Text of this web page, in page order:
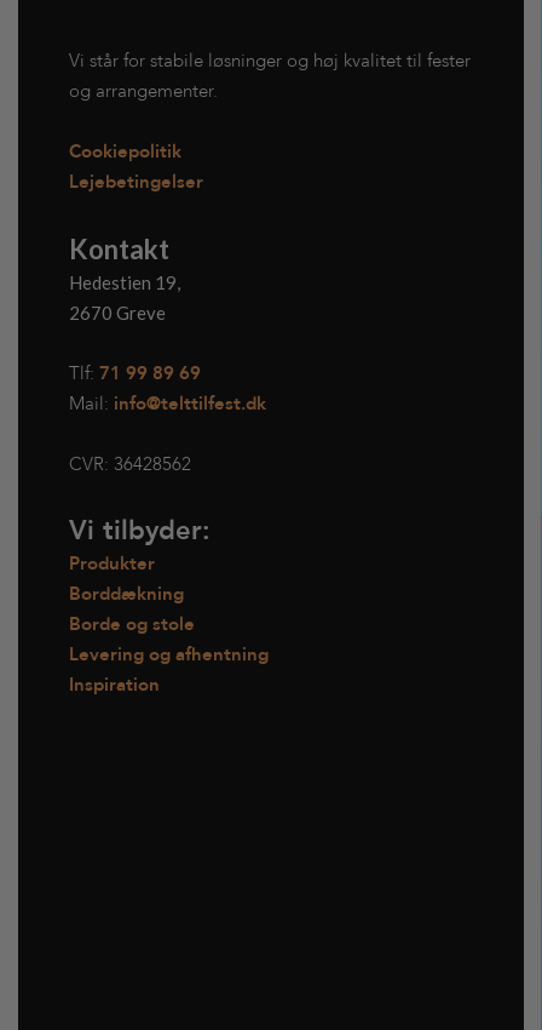
Vi står for stabile løsninger og høj kvalitet til fester
og arrangementer.
Cookiepolitik
Lejebetingelser
Kontakt
Hedestien 19,
2670 Greve
Tlf: 71 99 89 69
Mail: info@telttilfest.dk
CVR: 36428562
Vi tilbyder:
Produkter
Borddækning
Borde og stole
Levering og afhentning
Inspiration